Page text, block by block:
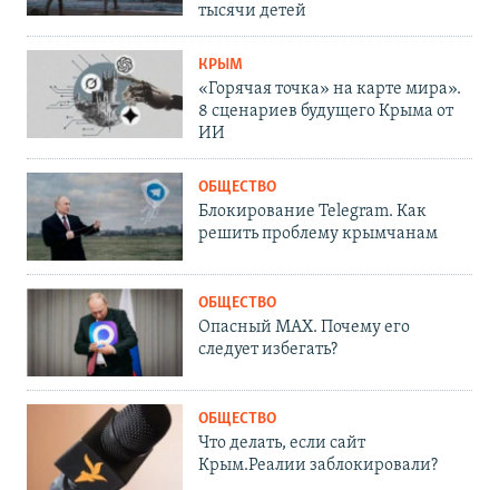
тысячи детей
КРЫМ
«Горячая точка» на карте мира».
8 сценариев будущего Крыма от
ИИ
ОБЩЕСТВО
Блокирование Telegram. Как
решить проблему крымчанам
ОБЩЕСТВО
Опасный MAX. Почему его
следует избегать?
ОБЩЕСТВО
Что делать, если сайт
Крым.Реалии заблокировали?